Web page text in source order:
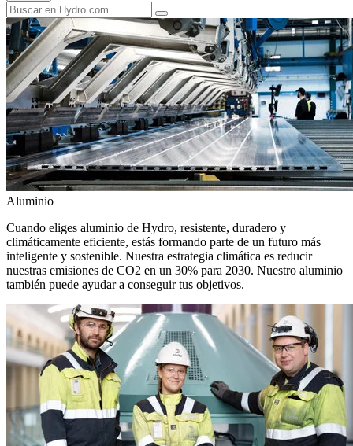
Aluminio
Cuando eliges aluminio de Hydro, resistente, duradero y
climáticamente eficiente, estás formando parte de un futuro más
inteligente y sostenible. Nuestra estrategia climática es reducir
nuestras emisiones de CO2 en un 30% para 2030. Nuestro aluminio
también puede ayudar a conseguir tus objetivos.